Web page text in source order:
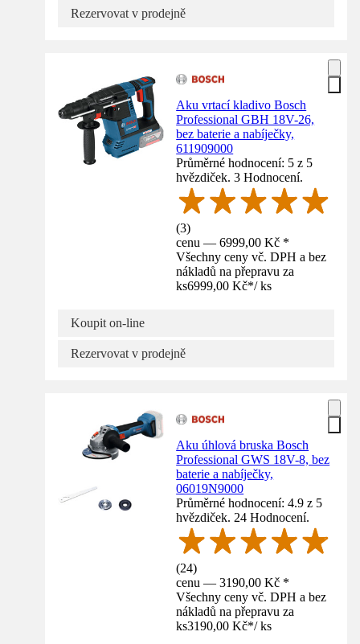
Rezervovat v prodejně
Aku vrtací kladivo Bosch
Professional GBH 18V-26,
bez baterie a nabíječky,
611909000
Průměrné hodnocení: 5 z 5
hvězdiček. 3 Hodnocení.
(3)
cenu — 6999,00 Kč *
Všechny ceny vč. DPH a bez
nákladů na přepravu za
ks6999,00 Kč*/ ks
Koupit on-line
Rezervovat v prodejně
Aku úhlová bruska Bosch
Professional GWS 18V-8, bez
baterie a nabíječky,
06019N9000
Průměrné hodnocení: 4.9 z 5
hvězdiček. 24 Hodnocení.
(24)
cenu — 3190,00 Kč *
Všechny ceny vč. DPH a bez
nákladů na přepravu za
ks3190,00 Kč*/ ks